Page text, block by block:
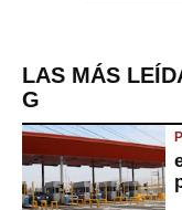
LAS MÁS
G